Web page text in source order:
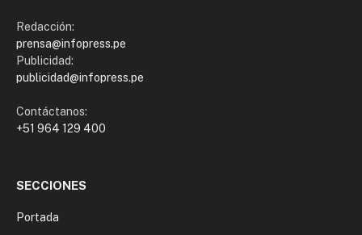
Redacción:
prensa@infopress.pe
Publicidad:
publicidad@infopress.pe
Contáctanos:
+51 964 129 400
SECCIONES
Portada